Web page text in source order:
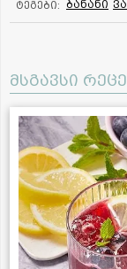
ტეგები: ბანანი
მსგავსი